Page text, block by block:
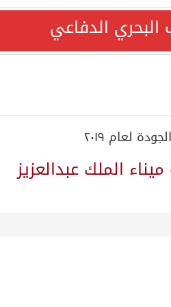
باستقرار السوق البترولية
الداعم لمغربية الصحراء*
البحري الدفاعي
لعام ٢٠١٩
الملك عبدالعزيز